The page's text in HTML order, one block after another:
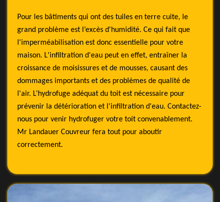
Pour les bâtiments qui ont des tuiles en terre cuite, le
grand problème est l’excès d'humidité. Ce qui fait que
l'imperméabilisation est donc essentielle pour votre
maison. L'infiltration d'eau peut en effet, entraîner la
croissance de moisissures et de mousses, causant des
dommages importants et des problèmes de qualité de
l'air. L’hydrofuge adéquat du toit est nécessaire pour
prévenir la détérioration et l'infiltration d'eau. Contactez-
nous pour venir hydrofuger votre toit convenablement.
Mr Landauer Couvreur fera tout pour aboutir
correctement.